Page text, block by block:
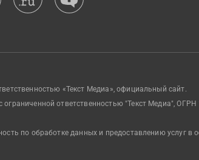
«Текст Медиа», официальный сайт.
ответственностью "Текст Медиа",
по обработке данных и предоставлению услуг